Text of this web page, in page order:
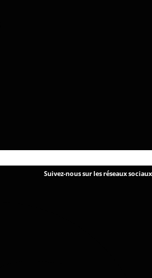
Suivez-nous sur les réseaux sociaux